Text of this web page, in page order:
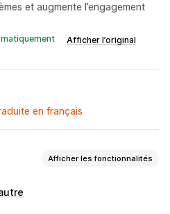
et augmente l’engagement
Afficher l’original
en français
Afficher les fonctionnalités